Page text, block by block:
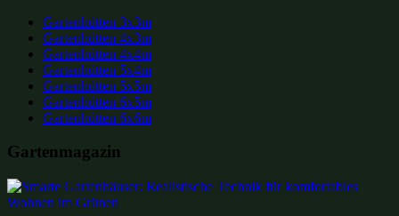
Gartenhütten 3x3m
Gartenhütten 4x3m
Gartenhütten 4x4m
Gartenhütten 5x4m
Gartenhütten 5x5m
Gartenhütten 6x5m
Gartenhütten 6x6m
Gartenmagazin